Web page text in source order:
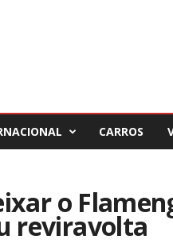
CARROS
o
reviravolta